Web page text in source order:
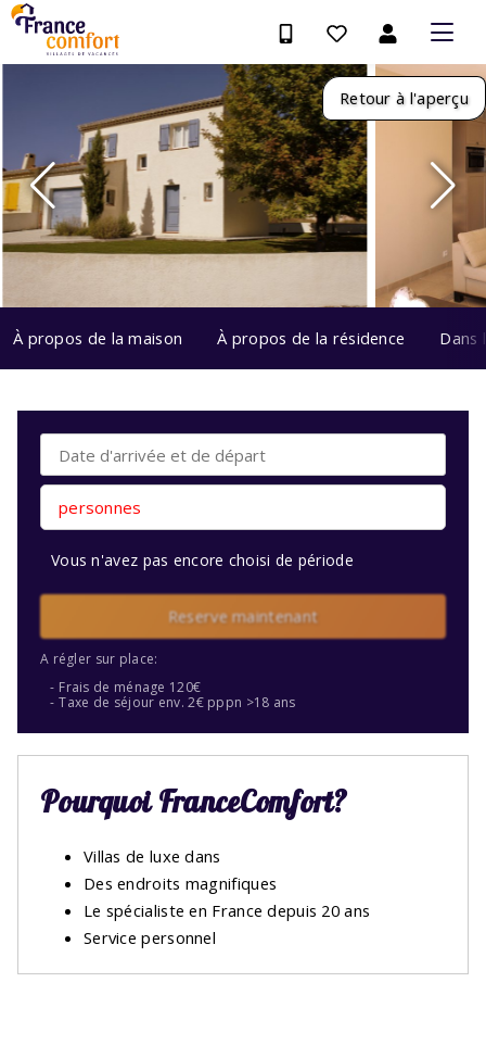
Retour à l'aperçu
À propos de la maison À propos de la résidence Dans
personnes
Vous n'avez pas encore choisi de période
Reserve maintenant
A régler sur place:
Frais de ménage 120€
Taxe de séjour env. 2€ pppn >18 ans
Pourquoi FranceComfort?
Villas de luxe dans
Des endroits magnifiques
Le spécialiste en France depuis 20 ans
Service personnel